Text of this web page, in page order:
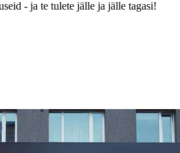
- ja te tulete jälle ja jälle tagasi!